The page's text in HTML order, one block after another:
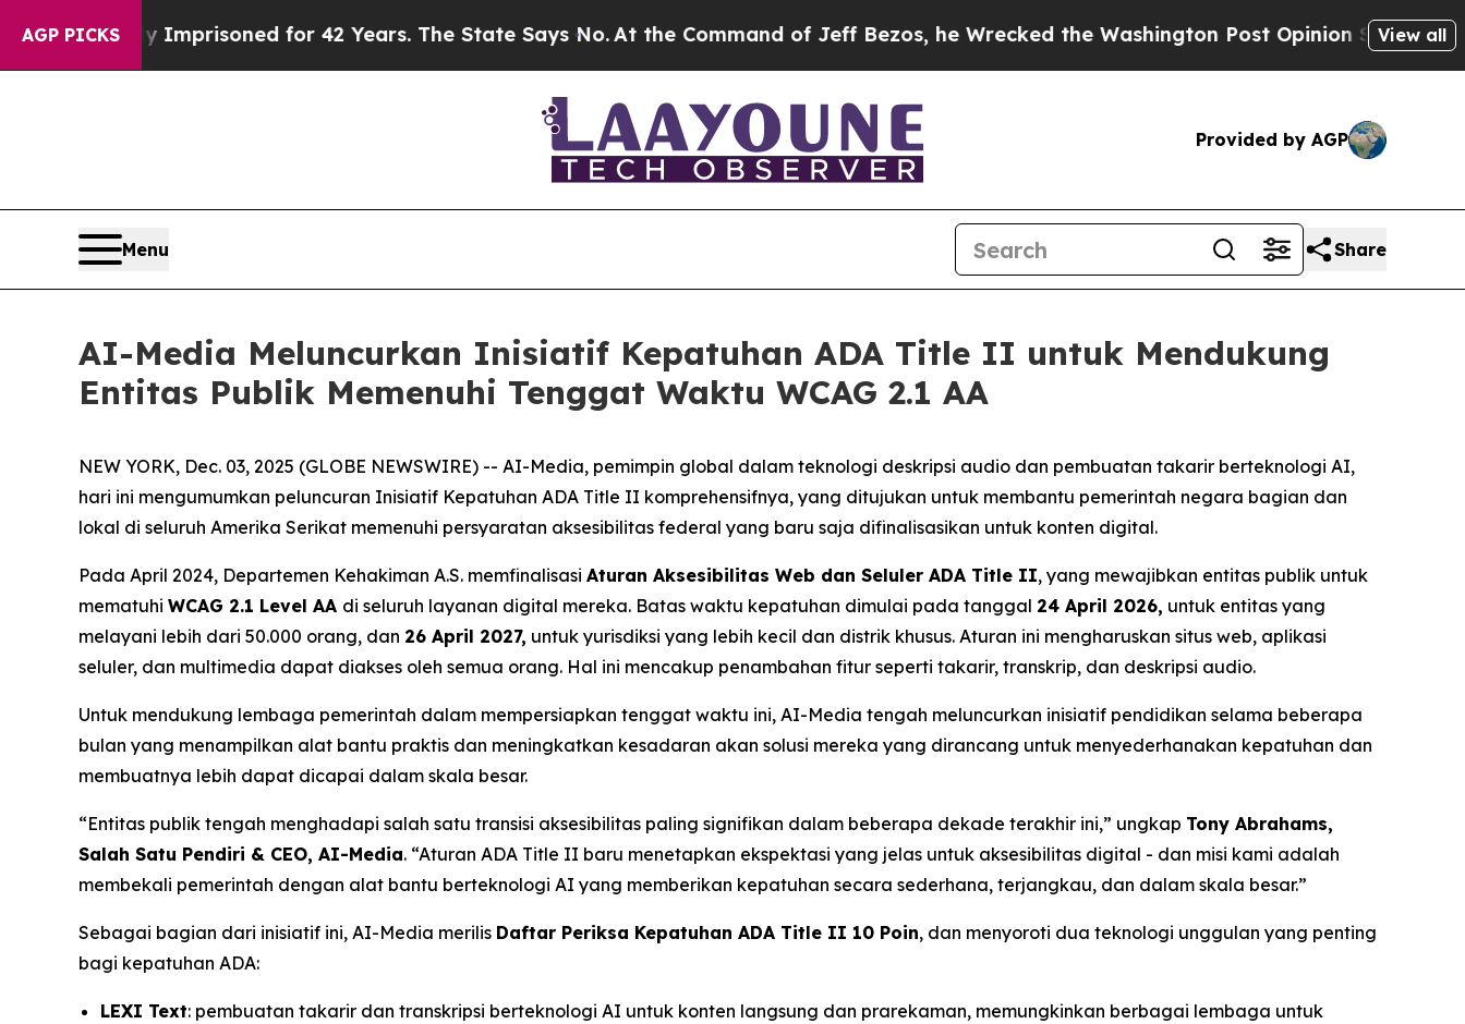
AGP PICKSImprisoned for 42 Years. The State Says No.At the Command of Jeff Bezos, he Wrecked the Washington Post Opinion Section but at
View all
Provided by AGP
Menu Share
AI-Media Meluncurkan Inisiatif Kepatuhan ADA Title II untuk Mendukung
Entitas Publik Memenuhi Tenggat Waktu WCAG 2.1 AA
NEW YORK, Dec. 03, 2025 (GLOBE NEWSWIRE) -- AI-Media, pemimpin global dalam teknologi deskripsi audio dan pembuatan takarir berteknologi AI,
hari ini mengumumkan peluncuran Inisiatif Kepatuhan ADA Title II komprehensifnya, yang ditujukan untuk membantu pemerintah negara bagian dan
lokal di seluruh Amerika Serikat memenuhi persyaratan aksesibilitas federal yang baru saja difinalisasikan untuk konten digital.
Pada April 2024, Departemen Kehakiman A.S. memfinalisasi Aturan Aksesibilitas Web dan Seluler ADA Title II, yang mewajibkan entitas publik untuk
mematuhi WCAG 2.1 Level AA di seluruh layanan digital mereka. Batas waktu kepatuhan dimulai pada tanggal 24 April 2026, untuk entitas yang
melayani lebih dari 50.000 orang, dan 26 April 2027, untuk yurisdiksi yang lebih kecil dan distrik khusus. Aturan ini mengharuskan situs web, aplikasi
seluler, dan multimedia dapat diakses oleh semua orang. Hal ini mencakup penambahan fitur seperti takarir, transkrip, dan deskripsi audio.
Untuk mendukung lembaga pemerintah dalam mempersiapkan tenggat waktu ini, AI-Media tengah meluncurkan inisiatif pendidikan selama beberapa
bulan yang menampilkan alat bantu praktis dan meningkatkan kesadaran akan solusi mereka yang dirancang untuk menyederhanakan kepatuhan dan
membuatnya lebih dapat dicapai dalam skala besar.
“Entitas publik tengah menghadapi salah satu transisi aksesibilitas paling signifikan dalam beberapa dekade terakhir ini,” ungkap Tony Abrahams,
Salah Satu Pendiri & CEO, AI-Media. “Aturan ADA Title II baru menetapkan ekspektasi yang jelas untuk aksesibilitas digital - dan misi kami adalah
membekali pemerintah dengan alat bantu berteknologi AI yang memberikan kepatuhan secara sederhana, terjangkau, dan dalam skala besar.”
Sebagai bagian dari inisiatif ini, AI-Media merilis Daftar Periksa Kepatuhan ADA Title II 10 Poin, dan menyoroti dua teknologi unggulan yang penting
bagi kepatuhan ADA:
LEXI Text: pembuatan takarir dan transkripsi berteknologi AI untuk konten langsung dan prarekaman, memungkinkan berbagai lembaga untuk